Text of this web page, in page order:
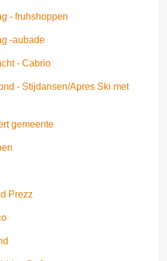
- fruhshoppen
-aubade
- Cabrio
- Stijdansen/Apres Ski met
gemeente
Prezz